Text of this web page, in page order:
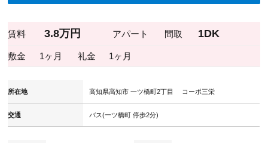
賃料 3.8万円 アパート 間取 1DK
敷金 1ヶ月 礼金 1ヶ月
所在地 高知県高知市 一ツ橋町2丁目 コーポ三栄
交通 バス(一ツ橋町 停歩2分)